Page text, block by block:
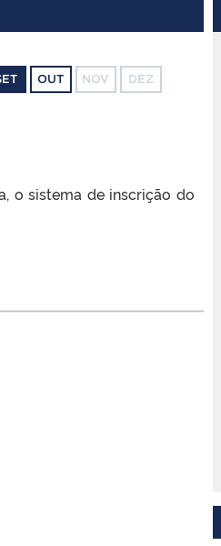
OUT NOV DEZ
o sistema de inscrição do